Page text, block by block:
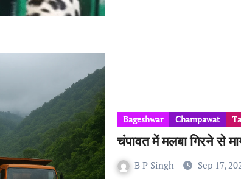
Bageshwar Champawat
चंपावत में मलबा गिरने से
B P Singh Sep 17,